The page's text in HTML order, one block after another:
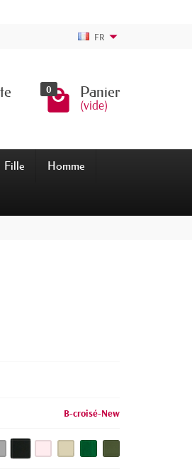
FR
0 Panier
(vide)
Fille Homme
B-croisé-New